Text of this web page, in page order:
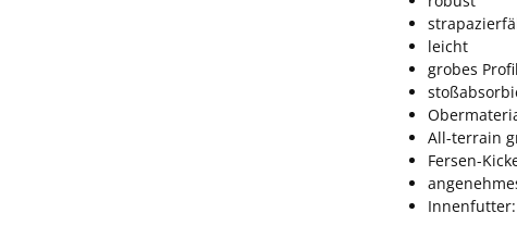
leicht
grobes
All-terrain
Fersen-